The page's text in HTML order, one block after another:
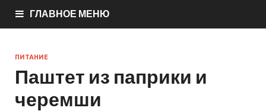
ГЛАВНОЕ МЕНЮ
ПИТАНИЕ
Паштет из паприки и
черемши